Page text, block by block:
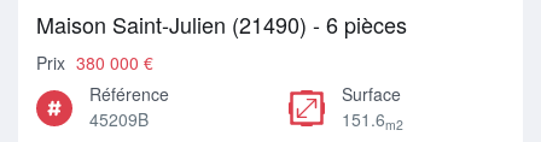
Maison Saint-Julien (21490) - 6 pièces
Prix 380 000 €
Référence
45209B
Surface
151.6m2